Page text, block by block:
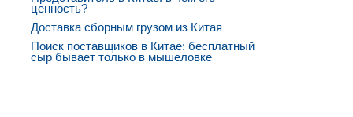
ценность?
Доставка сборным грузом из Китая
Поиск поставщиков в Китае: бесплатный
сыр бывает только в мышеловке